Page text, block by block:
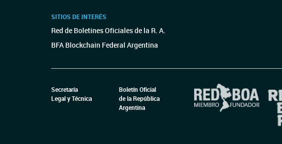
SITIOS DE INTERÉS
Red de Boletines Oficiales de la R. A.
BFA Blockchain Federal Argentina
Secretaría
Legal y Técnica
Boletín Oficial
de la República
Argentina